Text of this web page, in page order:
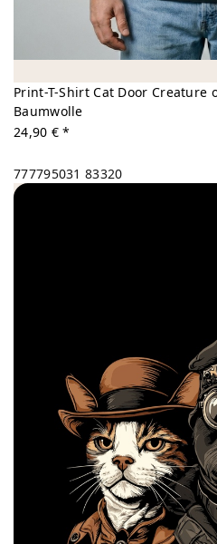
Print-T-Shirt Cat Door Creature
Baumwolle
24,90 € *
777795031 83320